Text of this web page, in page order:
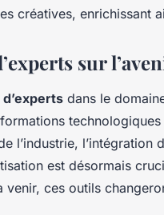
créatives, enrichissant
sur
dans le
l’industrie,
est désormais
venir, ces outils